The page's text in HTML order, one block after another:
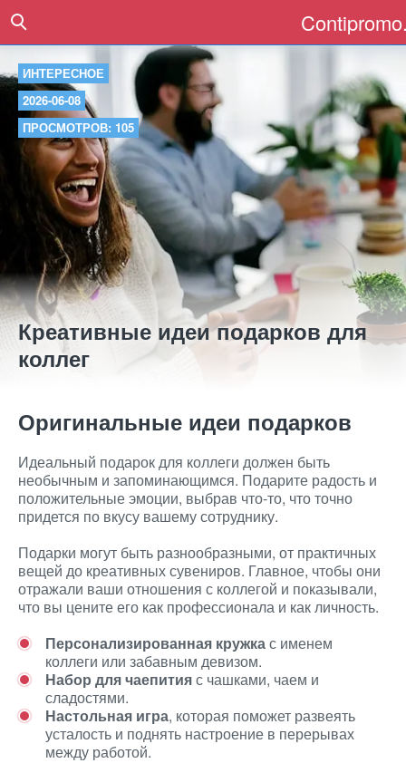
ИНТЕРЕСНОЕ
2026-06-08
ПРОСМОТРОВ: 105
Креативные идеи подарков для
коллег
Оригинальные идеи подарков
Идеальный подарок для коллеги должен быть
необычным и запоминающимся. Подарите радость и
положительные эмоции, выбрав что-то, что точно
придется по вкусу вашему сотруднику.
Подарки могут быть разнообразными, от практичных
вещей до креативных сувениров. Главное, чтобы они
отражали ваши отношения с коллегой и показывали,
что вы цените его как профессионала и как личность.
Персонализированная кружкас именем
коллеги или забавным девизом.
Набор для чаепитияс чашками, чаем и
сладостями.
Настольная игра, которая поможет развеять
усталость и поднять настроение в перерывах
между работой.